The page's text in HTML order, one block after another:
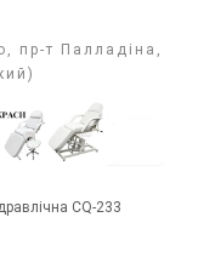
пр-т Палладіна,
CQ-233